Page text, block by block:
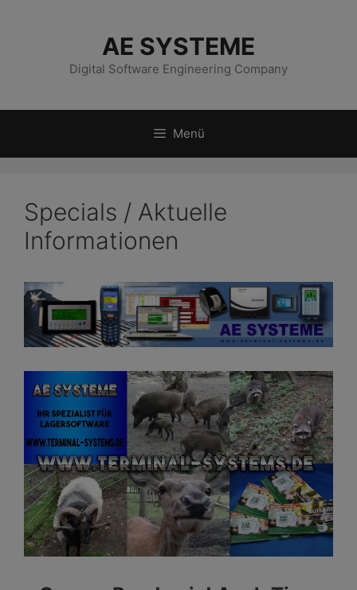
AE SYSTEME
Digital Software Engineering Company
Menü
Specials / Aktuelle
Informationen